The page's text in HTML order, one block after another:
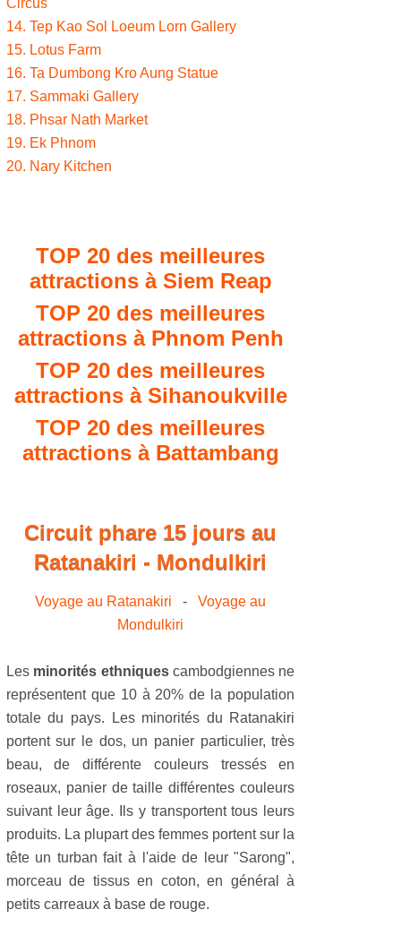
Circus
14. Tep Kao Sol Loeum Lorn Gallery
15. Lotus Farm
16. Ta Dumbong Kro Aung Statue
17. Sammaki Gallery
18. Phsar Nath Market
19. Ek Phnom
20. Nary Kitchen
TOP 20 des meilleures
attractions à Siem Reap
TOP 20 des meilleures
attractions à Phnom Penh
TOP 20 des meilleures
attractions à Sihanoukville
TOP 20 des meilleures
attractions à Battambang
Circuit phare 15 jours au
Ratanakiri - Mondulkiri
Voyage au Ratanakiri - Voyage au
Mondulkiri
Les minorités ethniquescambodgiennes ne
représentent que 10 à 20% de la population
totale du pays. Les minorités du Ratanakiri
portent sur le dos, un panier particulier, très
beau, de différente couleurs tressés en
roseaux, panier de taille différentes couleurs
suivant leur âge. Ils y transportent tous leurs
produits. La plupart des femmes portent sur la
tête un turban fait à l'aide de leur "Sarong",
morceau de tissus en coton, en général à
petits carreaux à base de rouge.